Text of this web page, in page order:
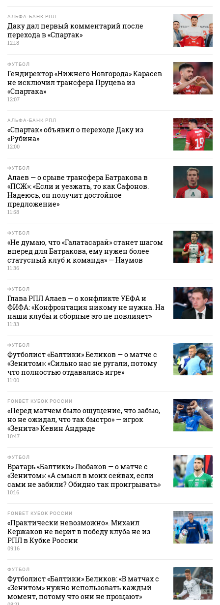
АЛЬФА-БАНК РПЛ
Даку дал первый комментарий после
перехода в «Спартак»
12:18
ФУТБОЛ
Гендиректор «Нижнего Новгорода» Карасев
не исключил трансфера Пруцева из
«Спартака»
12:07
АЛЬФА-БАНК РПЛ
«Спартак» объявил о переходе Даку из
«Рубина»
12:00
ФУТБОЛ
Алаев — о срыве трансфера Батракова в
«ПСЖ»: «Если и уезжать, то как Сафонов.
Надеюсь, он получит достойное
предложение»
11:58
ФУТБОЛ
«Не думаю, что «Галатасарай» станет шагом
вперед для Батракова, ему нужен более
статусный клуб и команда» — Наумов
11:36
ФУТБОЛ
Глава РПЛ Алаев — о конфликте УЕФА и
ФИФА: «Конфронтация никому не нужна. На
наши клубы и сборные это не повлияет»
11:33
ФУТБОЛ
Футболист «Балтики» Беликов — о матче с
«Зенитом»: «Сильно нас не ругали, потому
что полностью отдавались игре»
11:00
FONBET КУБОК РОССИИ
«Перед матчем было ощущение, что забью,
но не ожидал, что так быстро» — игрок
«Зенита» Кевин Андраде
10:47
ФУТБОЛ
Вратарь «Балтики» Любаков — о матче с
«Зенитом»: «А смысл в моих сейвах, если
сами не забили? Обидно так проигрывать»
10:16
FONBET КУБОК РОССИИ
«Практически невозможно». Михаил
Кержаков не верит в победу клуба не из
РПЛ в Кубке России
09:16
ФУТБОЛ
Футболист «Балтики» Беликов: «В матчах с
«Зенитом» нужно использовать каждый
момент, потому что они не прощают»